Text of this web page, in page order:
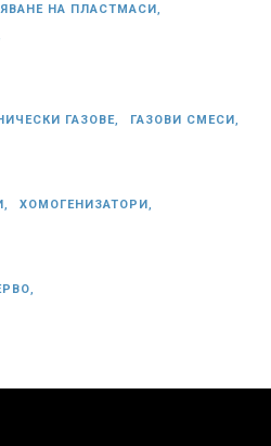
НА ПЛАСТМАСИ,
ГАЗОВЕ, ГАЗОВИ СМЕСИ,
ХОМОГЕНИЗАТОРИ,